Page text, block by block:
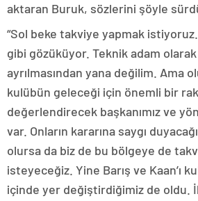
aktaran Buruk, sözlerini şöyle
“Sol beke takviye yapmak
gibi gözüküyor. Teknik adam olarak
ayrılmasından yana değilim. Ama
kulübün geleceği için önemli bir
değerlendirecek başkanımız ve
var. Onların kararına saygı
olursa da biz de bu bölgeye de
isteyeceğiz. Yine Barış ve Kaan’ı
içinde yer değiştirdiğimiz de oldu.